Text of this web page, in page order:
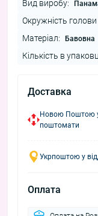
Вид виробу:
Окружність
Матеріал: Бавовна
Кількість в
Доставка
Новою Поштою у
поштомати
Укрпоштою у
Оплата